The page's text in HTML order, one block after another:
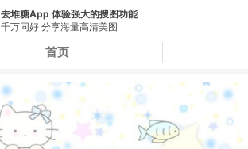
去堆糖App 体验强大的搜图功能
千万同好 分享海量高清美图
首页